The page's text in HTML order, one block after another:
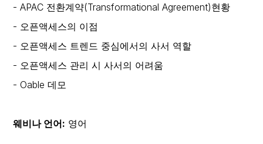
- APAC 전환계약(Transformational Agreement)현황
- 오픈액세스의 이점
- 오픈액세스 트렌드 중심에서의 사서 역할
- 오픈액세스 관리 시 사서의 어려움
- Oable 데모
웨비나 언어: 영어